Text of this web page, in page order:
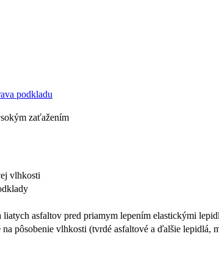
podkladu
zaťažením
vlhkosti
liatych asfaltov pred priamym lepením elastickými
pôsobenie vlhkosti (tvrdé asfaltové a ďalšie lepidlá,